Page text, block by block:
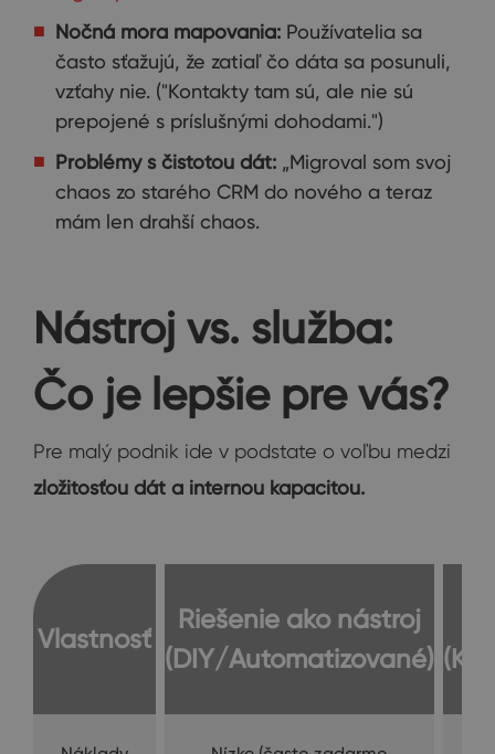
Nočná mora mapovania: Používatelia sa
často sťažujú, že zatiaľ čo dáta sa posunuli,
vzťahy nie. ("Kontakty tam sú, ale nie sú
prepojené s príslušnými dohodami.")
Problémy s čistotou dát: „Migroval som svoj
chaos zo starého CRM do nového a teraz
mám len drahší chaos.
Nástroj vs. služba:
Čo je lepšie pre vás?
Pre malý podnik ide v podstate o voľbu medzi
zložitosťou dát a internou kapacitou.
Vlastnosť
Riešenie ako nástroj
(DIY/Automatizované)